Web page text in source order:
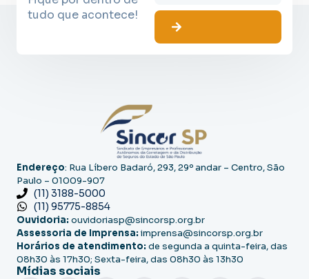
tudo que acontece!
Endereço: Rua Líbero Badaró, 293, 29º andar – Centro, São
Paulo – 01009-907
(11) 3188-5000
(11) 95775-8854
Ouvidoria: ouvidoriasp@sincorsp.org.br
Assessoria de Imprensa: imprensa@sincorsp.org.br
Horários de atendimento: de segunda a quinta-feira, das
08h30 às 17h30; Sexta-feira, das 08h30 às 13h30
Mídias sociais